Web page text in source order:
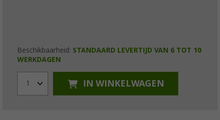
Beschikbaarheid: STANDAARD LEVERTIJD VAN 6 TOT 10
WERKDAGEN
1 IN WINKELWAGEN